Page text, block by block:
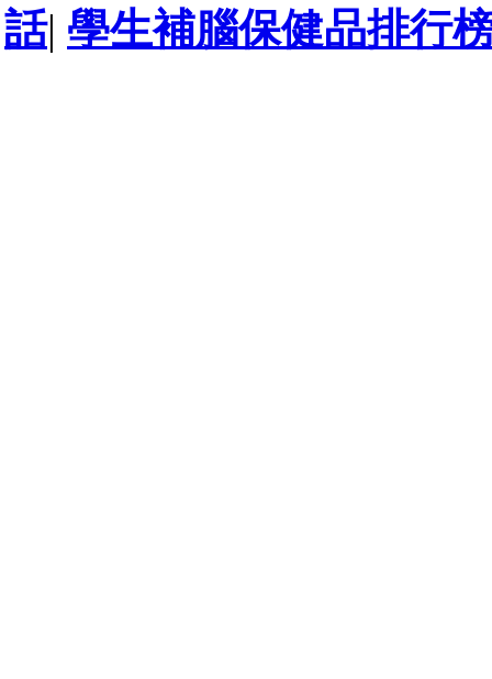
話| 學生補腦保健品排行